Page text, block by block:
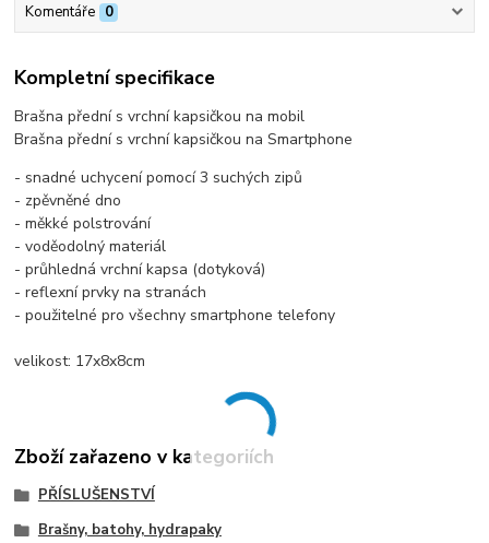
Komentáře 0
Kompletní specifikace
Brašna přední s vrchní kapsičkou na mobil
Brašna přední s vrchní kapsičkou na Smartphone
- snadné uchycení pomocí 3 suchých zipů
- zpěvněné dno
- měkké polstrování
- voděodolný materiál
- průhledná vrchní kapsa (dotyková)
- reflexní prvky na stranách
- použitelné pro všechny smartphone telefony
velikost: 17x8x8cm
Zboží zařazeno v kategoriích
PŘÍSLUŠENSTVÍ
Brašny, batohy, hydrapaky